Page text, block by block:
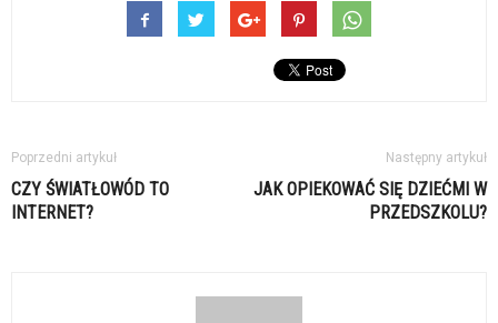
Poprzedni artykuł
CZY ŚWIATŁOWÓD TO
INTERNET?
Następny artykuł
JAK OPIEKOWAĆ SIĘ DZIEĆMI W
PRZEDSZKOLU?